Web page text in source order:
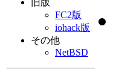
旧版
FC2版
iohack版
その他
NetBSD